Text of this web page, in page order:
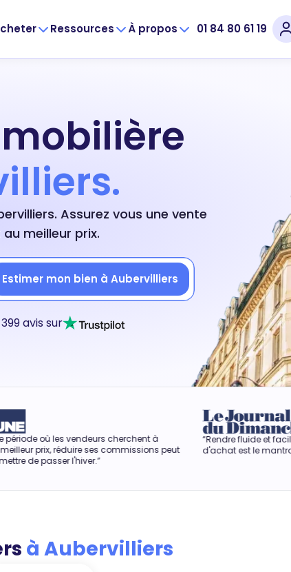
Ressources À propos 01 84 80 61 19
Assurez vous une vente
meilleur prix.
Estimer mon bien à Aubervilliers
avis sur
à
peut
“Rendre fluide et facile le parcours de vente ou
d'achat est le mantra de Hosman”
à Aubervilliers